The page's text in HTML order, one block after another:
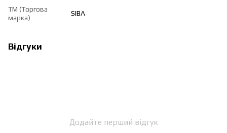
ТМ (Торгова
марка)
SIBA
Відгуки
Додайте перший відгук